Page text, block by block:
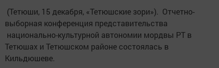
(Тетюши, 15 декабря, «Тетюшские зори»). Отчетно-
выборная конференция представительства
национально-культурной автономии мордвы РТ в
Тетюшах и Тетюшском районе состоялась в
Кильдюшеве.